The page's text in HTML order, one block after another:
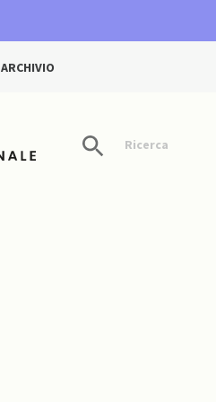
ARCHIVIO
Ricerca